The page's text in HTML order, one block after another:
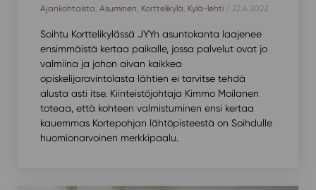
Ajankohtaista, Asuminen, Korttelikylä, Kylä-lehti/ 22.4.2022
Soihtu Korttelikylässä JYYn asuntokanta laajenee
ensimmäistä kertaa paikalle, jossa palvelut ovat jo
valmiina ja johon aivan kaikkea
opiskelijaravintolasta lähtien ei tarvitse tehdä
alusta asti itse. Kiinteistöjohtaja Kimmo Moilanen
toteaa, että kohteen valmistuminen ensi kertaa
kauemmas Kortepohjan lähtöpisteestä on Soihdulle
huomionarvoinen merkkipaalu.